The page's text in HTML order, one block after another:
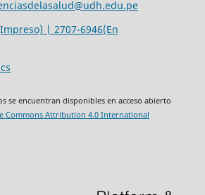
| 2707-6946(En
se encuentran disponibles en acceso abierto
Commons Attribution 4.0 International